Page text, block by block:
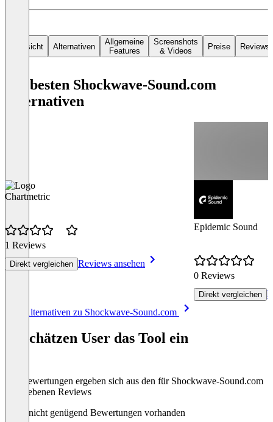
Übersicht Alternativen
Allgemeine
Features
Screenshots
& Videos
Preise Reviews
Die besten Shockwave-Sound.com
Alternativen
Chartmetric
1 Reviews
Direkt vergleichen Reviews ansehen
Epidemic Sound
0 Reviews
Direkt vergleichen
Alle Alternativen zu Shockwave-Sound.com
So schätzen User das Tool ein
Die Bewertungen ergeben sich aus den für Shockwave-Sound.com
abgegebenen Reviews
Noch nicht genügend Bewertungen vorhanden